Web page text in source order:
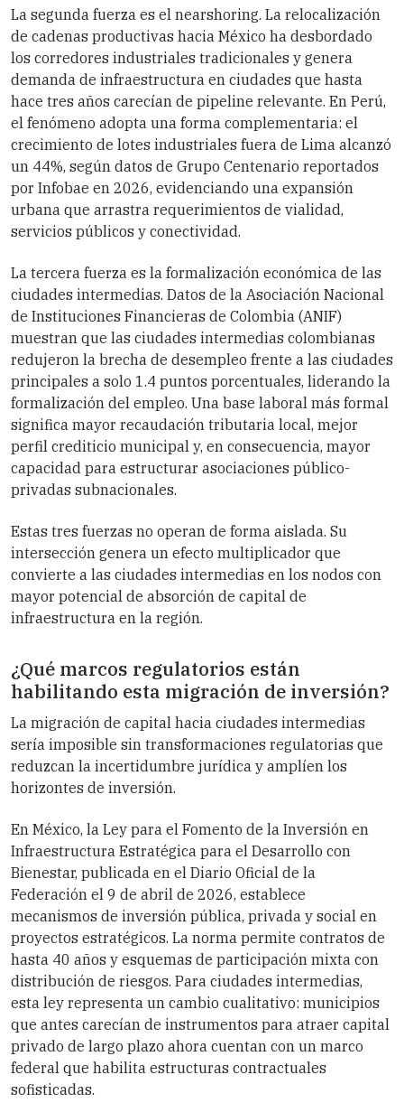
La segunda fuerza es el nearshoring. La relocalización
de cadenas productivas hacia México ha desbordado
los corredores industriales tradicionales y genera
demanda de infraestructura en ciudades que hasta
hace tres años carecían de pipeline relevante. En Perú,
el fenómeno adopta una forma complementaria: el
crecimiento de lotes industriales fuera de Lima alcanzó
un 44%, según datos de Grupo Centenario reportados
por Infobae en 2026, evidenciando una expansión
urbana que arrastra requerimientos de vialidad,
servicios públicos y conectividad.
La tercera fuerza es la formalización económica de las
ciudades intermedias. Datos de la Asociación Nacional
de Instituciones Financieras de Colombia (ANIF)
muestran que las ciudades intermedias colombianas
redujeron la brecha de desempleo frente a las ciudades
principales a solo 1.4 puntos porcentuales, liderando la
formalización del empleo. Una base laboral más formal
significa mayor recaudación tributaria local, mejor
perfil crediticio municipal y, en consecuencia, mayor
capacidad para estructurar asociaciones público-
privadas subnacionales.
Estas tres fuerzas no operan de forma aislada. Su
intersección genera un efecto multiplicador que
convierte a las ciudades intermedias en los nodos con
mayor potencial de absorción de capital de
infraestructura en la región.
¿Qué marcos regulatorios están
habilitando esta migración de inversión?
La migración de capital hacia ciudades intermedias
sería imposible sin transformaciones regulatorias que
reduzcan la incertidumbre jurídica y amplíen los
horizontes de inversión.
En México, la Ley para el Fomento de la Inversión en
Infraestructura Estratégica para el Desarrollo con
Bienestar, publicada en el Diario Oficial de la
Federación el 9 de abril de 2026, establece
mecanismos de inversión pública, privada y social en
proyectos estratégicos. La norma permite contratos de
hasta 40 años y esquemas de participación mixta con
distribución de riesgos. Para ciudades intermedias,
esta ley representa un cambio cualitativo: municipios
que antes carecían de instrumentos para atraer capital
privado de largo plazo ahora cuentan con un marco
federal que habilita estructuras contractuales
sofisticadas.